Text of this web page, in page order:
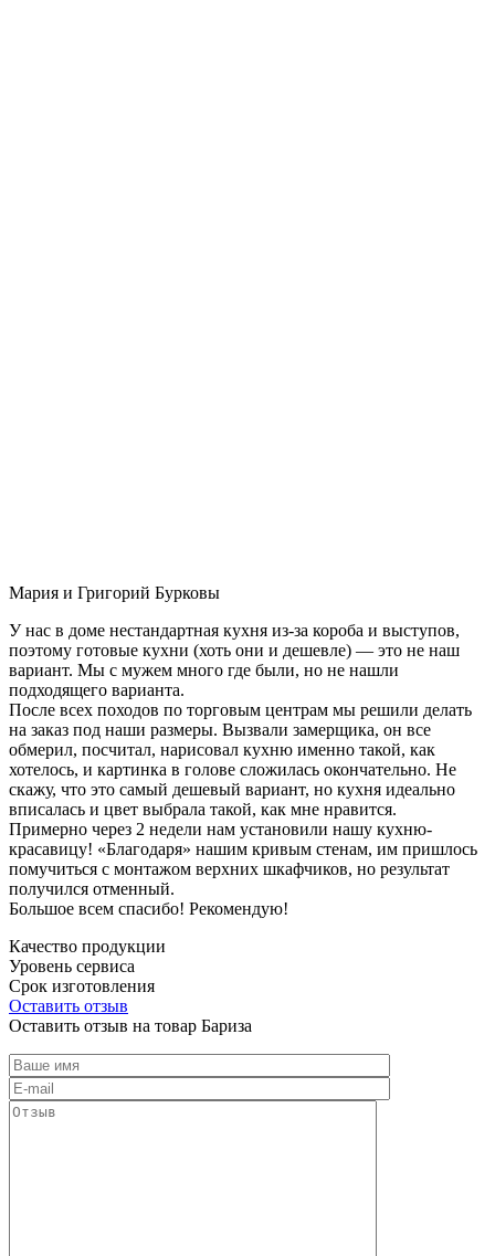
Мария и Григорий Бурковы
У нас в доме нестандартная кухня из-за короба и выступов,
поэтому готовые кухни (хоть они и дешевле) — это не наш
вариант. Мы с мужем много где были, но не нашли
подходящего варианта.
После всех походов по торговым центрам мы решили делать
на заказ под наши размеры. Вызвали замерщика, он все
обмерил, посчитал, нарисовал кухню именно такой, как
хотелось, и картинка в голове сложилась окончательно. Не
скажу, что это самый дешевый вариант, но кухня идеально
вписалась и цвет выбрала такой, как мне нравится.
Примерно через 2 недели нам установили нашу кухню-
красавицу! «Благодаря» нашим кривым стенам, им пришлось
помучиться с монтажом верхних шкафчиков, но результат
получился отменный.
Большое всем спасибо! Рекомендую!
Качество продукции
Уровень сервиса
Срок изготовления
Оставить отзыв
Оставить отзыв на товар Бариза